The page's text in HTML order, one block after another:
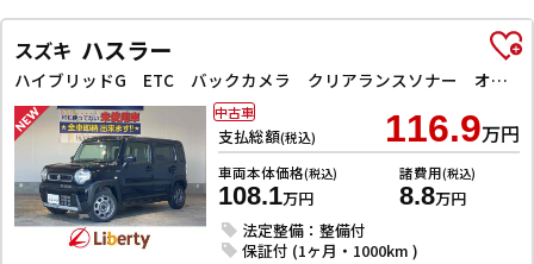
スズキ ハスラー
ハイブリッドG ETC バックカメラ クリアランスソナー オートライト スマートキー アイドリングストップ 電動格納ミラー シートヒーター CVT ESC CD Bluetooth エアコン パワーウィンドウ
支払総額(税込) 116.9万円
車両本体価格(税込)
108.1万円
諸費用(税込)
8.8万円
法定整備：整備付
保証付 (1ヶ月・1000km )
中古車